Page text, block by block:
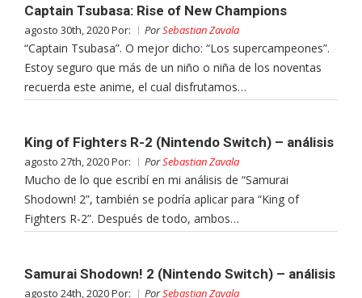
Captain Tsubasa: Rise of New Champions
agosto 30th, 2020 Por: PorSebastian Zavala
“Captain Tsubasa”. O mejor dicho: “Los supercampeones”.
Estoy seguro que más de un niño o niña de los noventas
recuerda este anime, el cual disfrutamos…
King of Fighters R-2 (Nintendo Switch) – análisis
agosto 27th, 2020 Por: PorSebastian Zavala
Mucho de lo que escribí en mi análisis de “Samurai
Shodown! 2”, también se podría aplicar para “King of
Fighters R-2”. Después de todo, ambos…
Samurai Shodown! 2 (Nintendo Switch) – análisis
agosto 24th, 2020 Por: PorSebastian Zavala